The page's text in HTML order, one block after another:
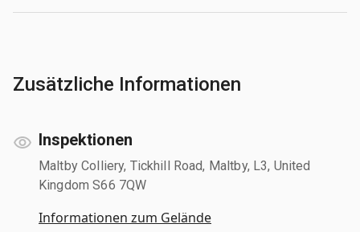
Zusätzliche Informationen
Inspektionen
Maltby Colliery, Tickhill Road, Maltby, L3, United
Kingdom S66 7QW
Informationen zum Gelände